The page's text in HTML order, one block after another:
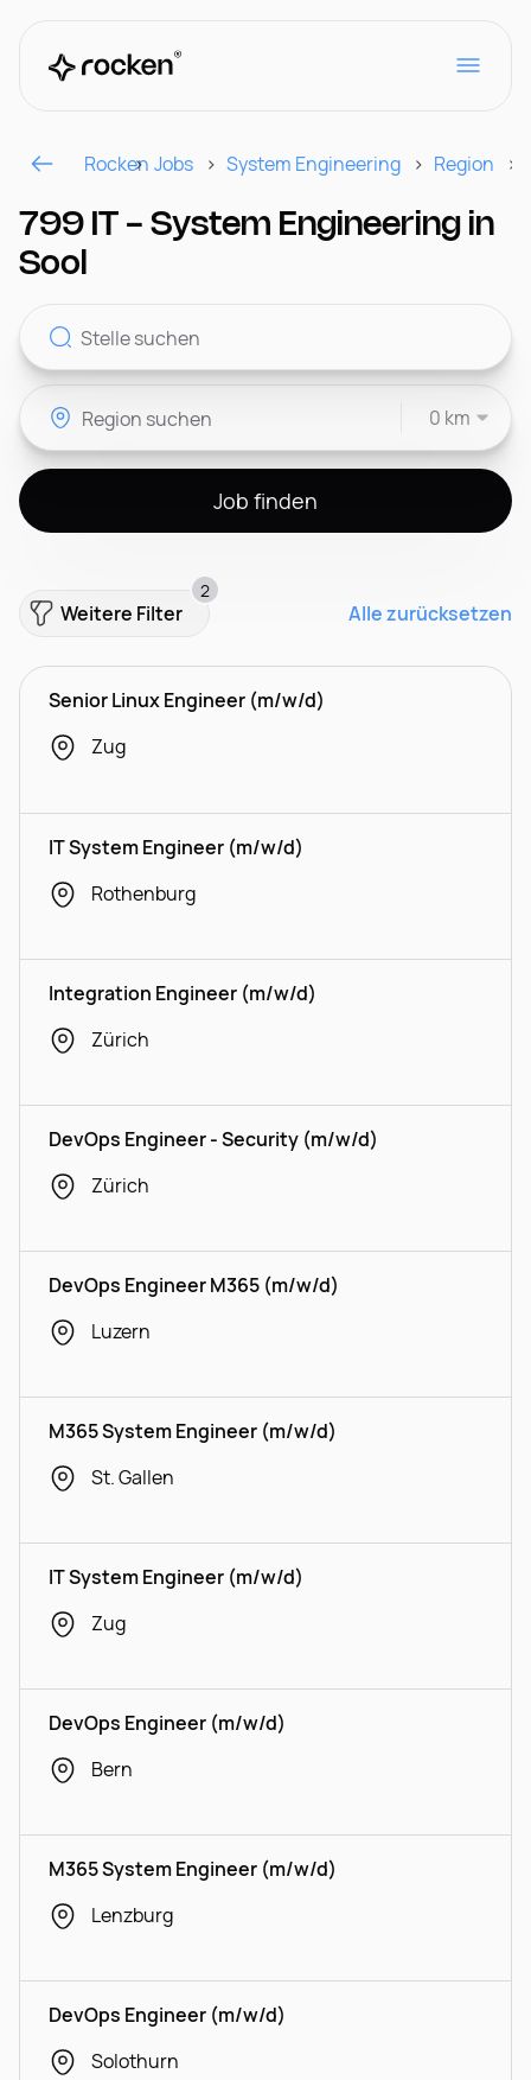
Für Arbeitgeber
Kontakt
CH
Rocken Jobs System Engineering Region
799 IT - System Engineering in
Sool
0 km
Job finden
Weitere Filter
2
Alle zurücksetzen
Senior Linux Engineer (m/w/d)
Zug
IT System Engineer (m/w/d)
Rothenburg
Integration Engineer (m/w/d)
Zürich
DevOps Engineer - Security (m/w/d)
Zürich
DevOps Engineer M365 (m/w/d)
Luzern
M365 System Engineer (m/w/d)
St. Gallen
IT System Engineer (m/w/d)
Zug
DevOps Engineer (m/w/d)
Bern
M365 System Engineer (m/w/d)
Lenzburg
DevOps Engineer (m/w/d)
Solothurn